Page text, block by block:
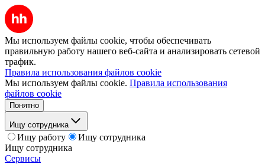
Мы используем файлы cookie, чтобы обеспечивать
правильную работу нашего веб-сайта и анализировать сетевой
трафик.
Правила использования файлов cookie
Мы используем файлы cookie. Правила использования
файлов cookie
Понятно
Ищу сотрудника
Ищу работу
Ищу сотрудника
Ищу сотрудника
Сервисы